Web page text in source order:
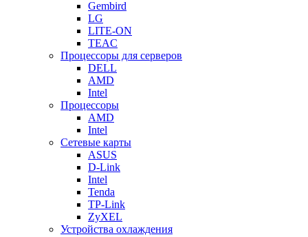
Gembird
LG
LITE-ON
TEAC
Процессоры для серверов
DELL
AMD
Intel
Процессоры
AMD
Intel
Сетевые карты
ASUS
D-Link
Intel
Tenda
TP-Link
ZyXEL
Устройства охлаждения